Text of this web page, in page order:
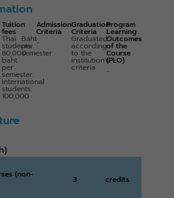
Tuition
fees
Thai
students:
80,000
baht
per
semester.
International
students:
100,000
Baht
per
semester
Admission
Criteria
-
Graduation
Criteria
Graduated
according
to the
institution's
criteria
Program
Learning
Outcomes
of the
Course
(PLO)
-
(non-
3 credits